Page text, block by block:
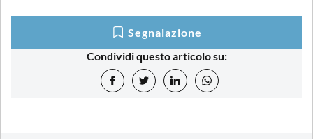
Segnalazione
Condividi questo articolo su: